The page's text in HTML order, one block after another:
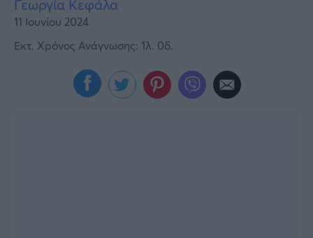
Γεωργία Κεφάλα
11 Ιουνίου 2024
Εκτ. Χρόνος Ανάγνωσης: 1λ. 0δ.